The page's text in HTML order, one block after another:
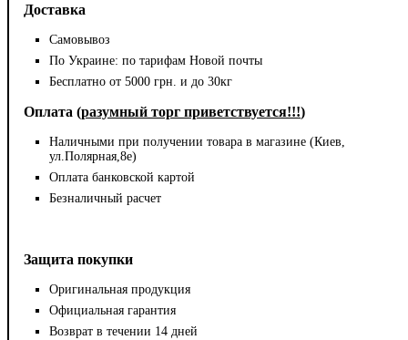
Доставка
Самовывоз
По Украине: по тарифам Новой почты
Бесплатно от 5000 грн. и до 30кг
Оплата (разумный торг приветствуется!!!)
Наличными при получении товара в магазине (Киев,
ул.Полярная,8е)
Оплата банковской картой
Безналичный расчет
Защита покупки
Оригинальная продукция
Официальная гарантия
Возврат в течении 14 дней